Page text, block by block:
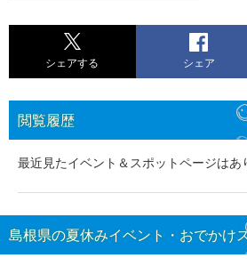
シェアする シェア
閲覧履歴
最近見たイベント＆スポットページはあ
島根県の夏休みイベント・おでかけ